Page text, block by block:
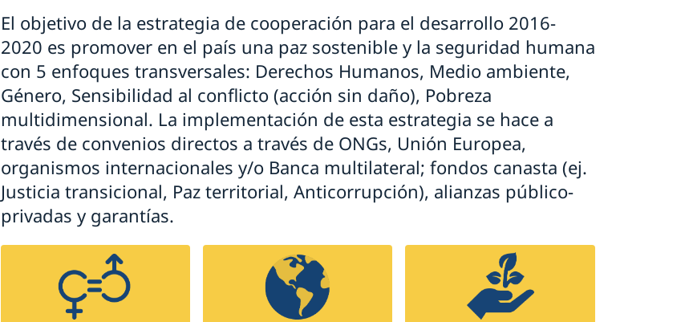
El objetivo de la estrategia de cooperación para el desarrollo 2016-
2020 es promover en el país una paz sostenible y la seguridad humana
con 5 enfoques transversales: Derechos Humanos, Medio ambiente,
Género, Sensibilidad al conflicto (acción sin daño), Pobreza
multidimensional. La implementación de esta estrategia se hace a
través de convenios directos a través de ONGs, Unión Europea,
organismos internacionales y/o Banca multilateral; fondos canasta (ej.
Justicia transicional, Paz territorial, Anticorrupción), alianzas público-
privadas y garantías.